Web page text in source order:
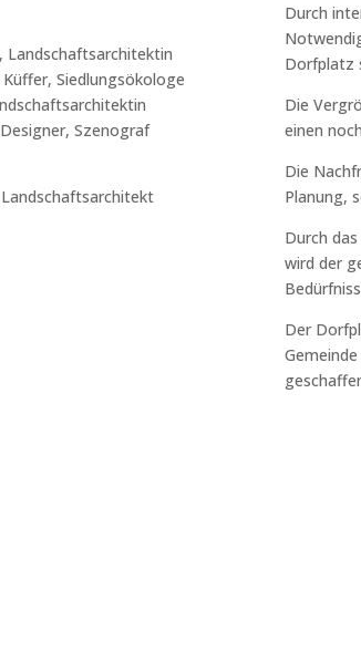
Landschaftsarchitektin
Siedlungsökologe
Szenograf
Durch
Dorfplatz
Die
einen
Die
Planung,
Durch
wird der
Der